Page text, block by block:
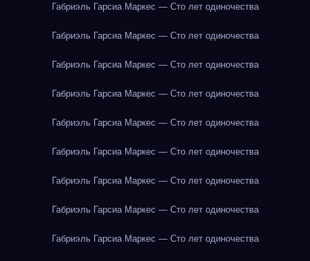
Габриэль Гарсиа Маркес — Сто лет одиночества
Габриэль Гарсиа Маркес — Сто лет одиночества
Габриэль Гарсиа Маркес — Сто лет одиночества
Габриэль Гарсиа Маркес — Сто лет одиночества
Габриэль Гарсиа Маркес — Сто лет одиночества
Габриэль Гарсиа Маркес — Сто лет одиночества
Габриэль Гарсиа Маркес — Сто лет одиночества
Габриэль Гарсиа Маркес — Сто лет одиночества
Габриэль Гарсиа Маркес — Сто лет одиночества